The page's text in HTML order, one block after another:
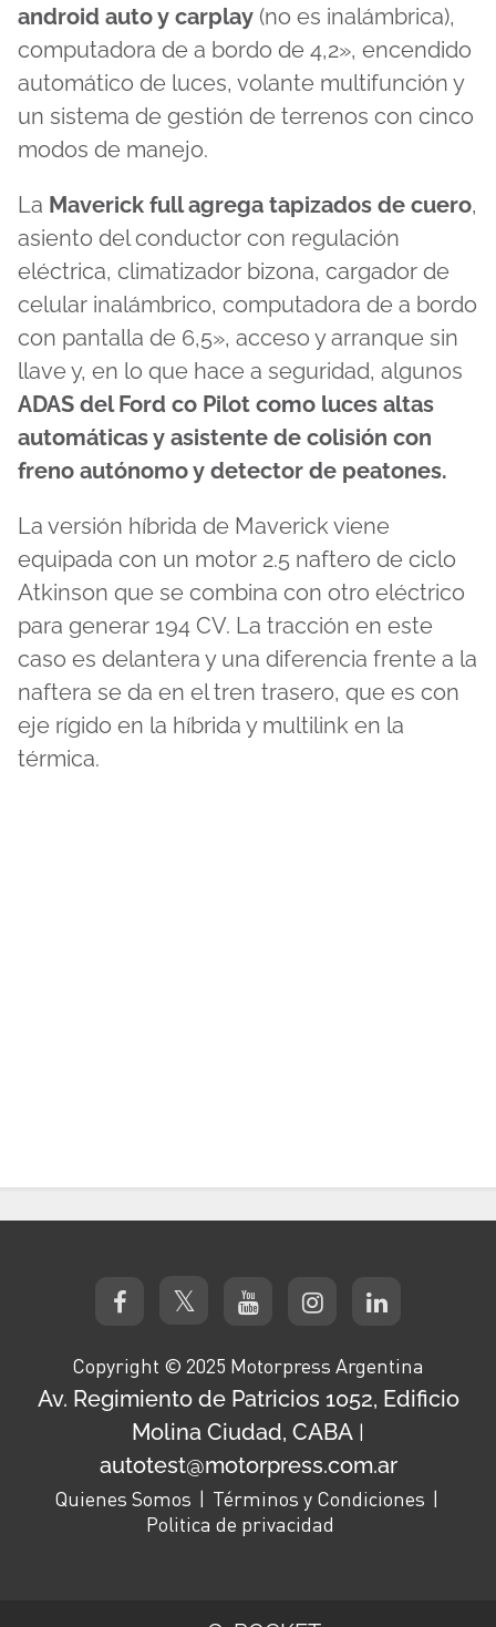
android auto y carplay (no es inalámbrica),
computadora de a bordo de 4,2», encendido
automático de luces, volante multifunción y
un sistema de gestión de terrenos con cinco
modos de manejo.
La Maverick full agrega tapizados de cuero,
asiento del conductor con regulación
eléctrica, climatizador bizona, cargador de
celular inalámbrico, computadora de a bordo
con pantalla de 6,5», acceso y arranque sin
llave y, en lo que hace a seguridad, algunos
ADAS del Ford co Pilot como luces altas
automáticas y asistente de colisión con
freno autónomo y detector de peatones.
La versión híbrida de Maverick viene
equipada con un motor 2.5 naftero de ciclo
Atkinson que se combina con otro eléctrico
para generar 194 CV. La tracción en este
caso es delantera y una diferencia frente a la
naftera se da en el tren trasero, que es con
eje rígido en la híbrida y multilink en la
térmica.
Copyright © 2025 Motorpress Argentina
Av. Regimiento de Patricios 1052, Edificio
Molina Ciudad, CABA |
autotest@motorpress.com.ar
Quienes Somos
Términos y Condiciones
Politica de privacidad